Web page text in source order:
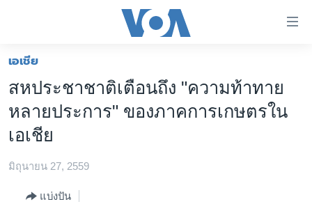
ต่อ
ไป
เนื้อหา
หลัก
ไป
โลก
เอเชีย
ไทย
ธุรกิจ
เอเชีย
สหประชาชาติเตือนถึง "ความท้าทาย
หลายประการ" ของภาคการเกษตรใน
เอเชีย
มิถุนายน 27, 2559
แบ่งปัน